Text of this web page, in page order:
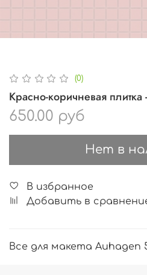
(0)
Красно-коричневая
650.00 руб
Нет в
В избранное
Добавить в
Все для макета Auhagen